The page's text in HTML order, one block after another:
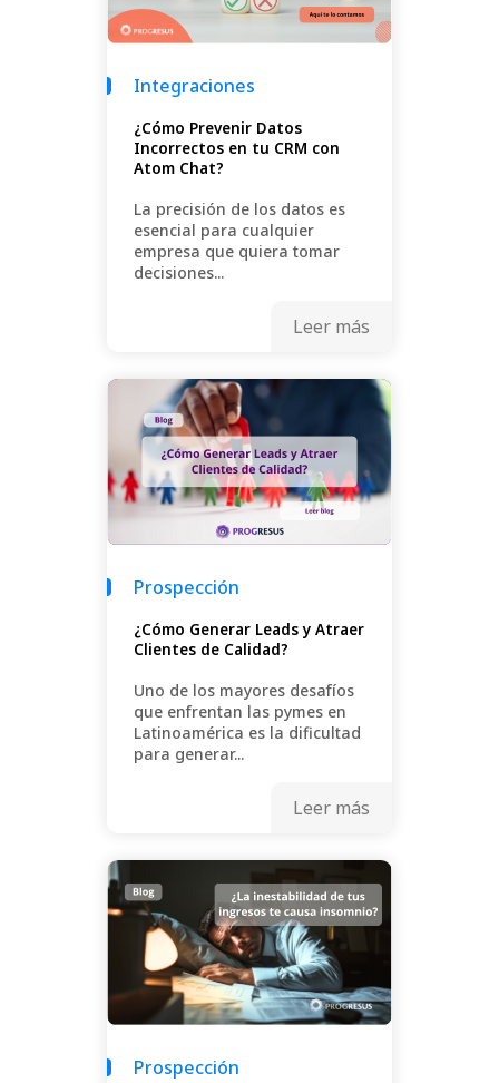
Integraciones
¿Cómo Prevenir Datos
Incorrectos en tu CRM con
Atom Chat?
La precisión de los datos es
esencial para cualquier
empresa que quiera tomar
decisiones...
Leer más
Prospección
¿Cómo Generar Leads y Atraer
Clientes de Calidad?
Uno de los mayores desafíos
que enfrentan las pymes en
Latinoamérica es la dificultad
para generar...
Leer más
Prospección